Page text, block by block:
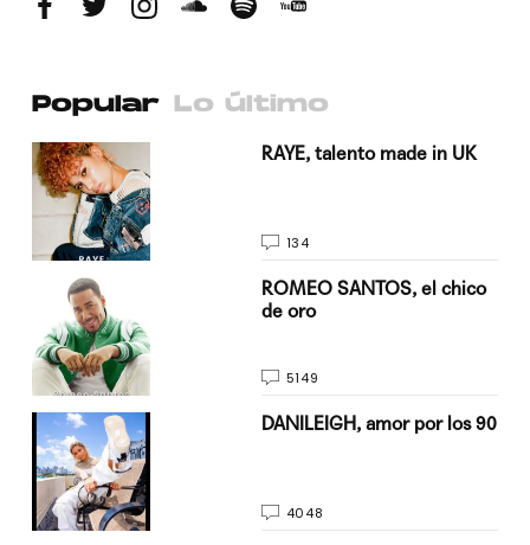
Popular Lo último
RAYE, talento made in UK
134
ROMEO SANTOS, el chico
de oro
5149
DANILEIGH, amor por los 90
4048